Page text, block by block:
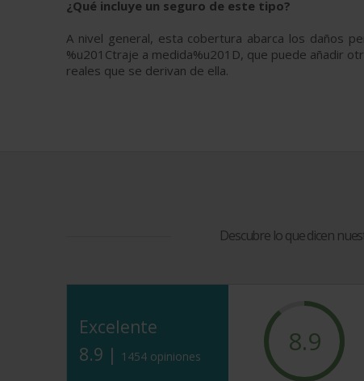
¿Qué incluye un seguro de este tipo?
A nivel general, esta cobertura abarca los daños
%u201Ctraje a medida%u201D, que puede añadir
reales que se derivan de ella.
Descubre lo que dicen
Excelente
8.9 |
1454 opiniones 8.9